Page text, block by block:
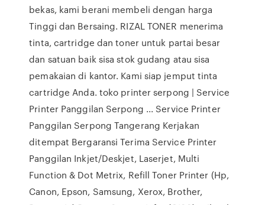
bekas, kami berani membeli dengan harga
Tinggi dan Bersaing. RIZAL TONER menerima
tinta, cartridge dan toner untuk partai besar
dan satuan baik sisa stok gudang atau sisa
pemakaian di kantor. Kami siap jemput tinta
cartridge Anda. toko printer serpong | Service
Printer Panggilan Serpong ... Service Printer
Panggilan Serpong Tangerang Kerjakan
ditempat Bergaransi Terima Service Printer
Panggilan Inkjet/Deskjet, Laserjet, Multi
Function & Dot Metrix, Refill Toner Printer (Hp,
Canon, Epson, Samsung, Xerox, Brother,